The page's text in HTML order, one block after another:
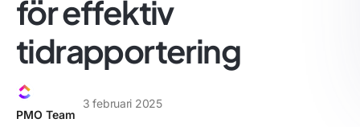
för effektiv
tidrapportering
PMO Team
3 februari 2025